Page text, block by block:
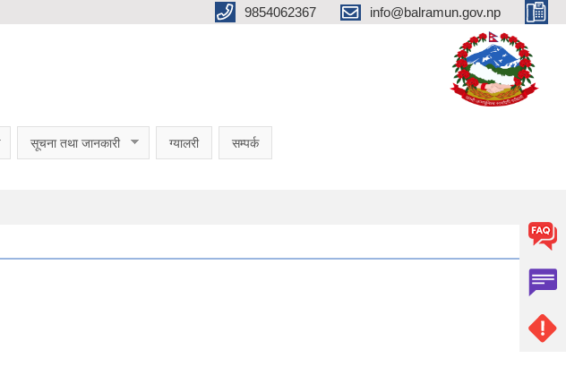
9854062367 info@balramun.gov.np
सूचना तथा जानकारी ग्यालरी सम्पर्क